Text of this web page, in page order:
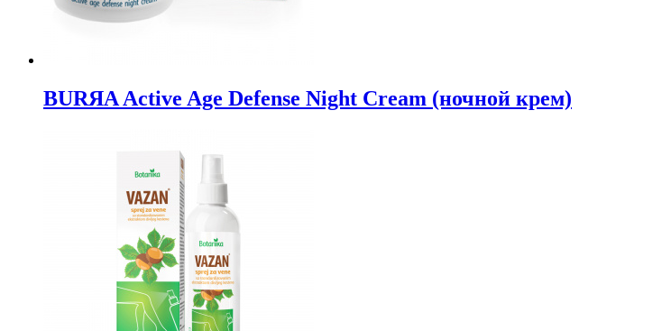
BURЯA Active Age Defense Night Cream (ночной крем)